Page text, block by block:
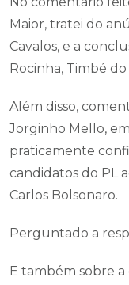
Maior, tratei do
Cavalos, e a
Rocinha, Timbé do
Além disso,
Jorginho Mello,
praticamente
candidatos do PL
Carlos Bolsonaro.
Perguntado a
E também sobre